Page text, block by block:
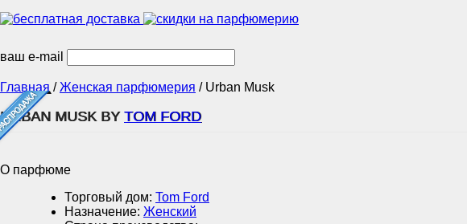
ваш e-mail
Главная /Женская парфюмерия / Urban Musk
URBAN MUSK BY TOM FORD
О парфюме
Торговый дом: Tom Ford
Назначение: Женский